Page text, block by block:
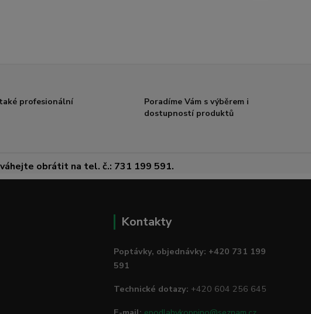
profesionální
Poradíme Vám s výběrem i
dostupností produktů
obrátit na tel. č.: 731 199 591.
Kontakty
Poptávky, objednávky: +420 731 199
591
Technické dotazy: +420 604 256 645